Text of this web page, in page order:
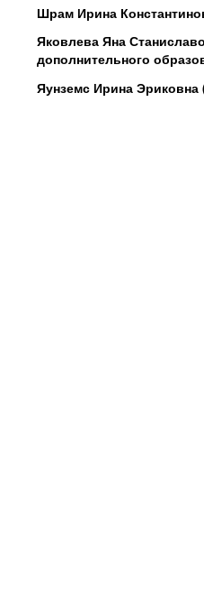
Шрам Ирина
Яковлева Яна
дополнительного
Яунземс Ирина Эриковна